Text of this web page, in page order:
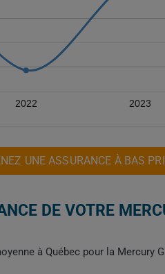
2022 2023
UNE ASSURANCE À BAS
DE VOTRE
à Québec pour la